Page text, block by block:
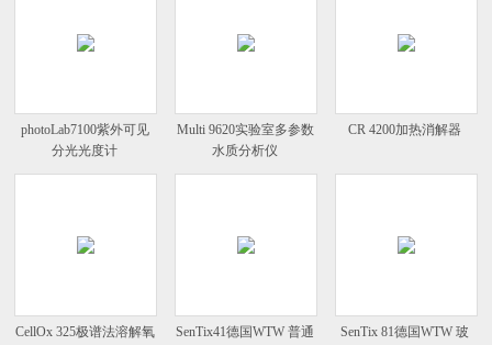
photoLab7100紫外可见
分光光度计
Multi 9620实验室多参数
水质分析仪
CR 4200加热消解器
CellOx 325极谱法溶解氧
SenTix41德国WTW 普通
SenTix 81德国WTW 玻